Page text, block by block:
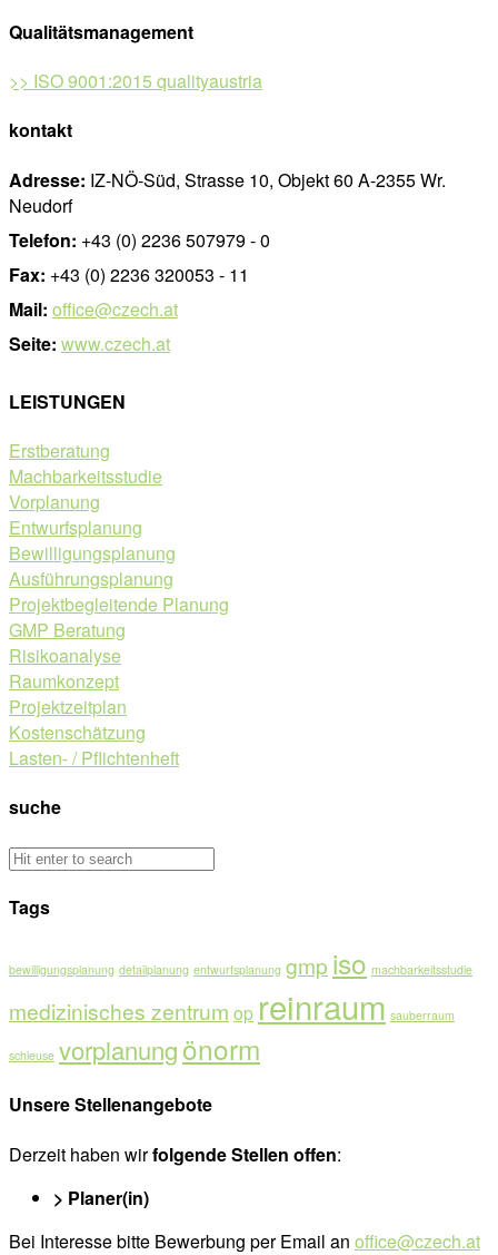
Qualitätsmanagement
>> ISO 9001:2015 qualityaustria
kontakt
Adresse: IZ-NÖ-Süd, Strasse 10, Objekt 60 A-2355 Wr.
Neudorf
Telefon: +43 (0) 2236 507979 - 0
Fax: +43 (0) 2236 320053 - 11
Mail: office@czech.at
Seite: www.czech.at
LEISTUNGEN
Erstberatung
Machbarkeitsstudie
Vorplanung
Entwurfsplanung
Bewilligungsplanung
Ausführungsplanung
Projektbegleitende Planung
GMP Beratung
Risikoanalyse
Raumkonzept
Projektzeitplan
Kostenschätzung
Lasten- / Pflichtenheft
suche
Tags
bewilligungsplanung detailplanung entwurfsplanung gmp iso machbarkeitsstudie
medizinisches zentrum op reinraum sauberraum
schleuse vorplanungönorm
Unsere Stellenangebote
Derzeit haben wirfolgende Stellen offen:
> Planer(in)
Bei Interesse bitte Bewerbung per Email an office@czech.at